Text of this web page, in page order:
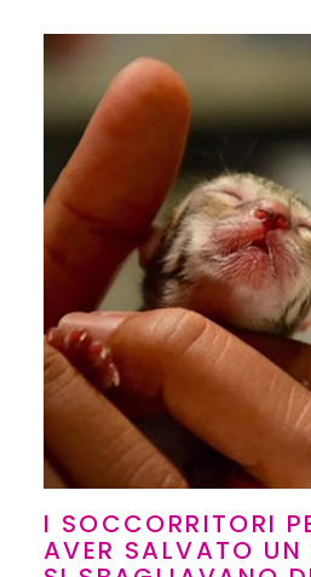
I SOCCORRITORI
AVER SALVATO